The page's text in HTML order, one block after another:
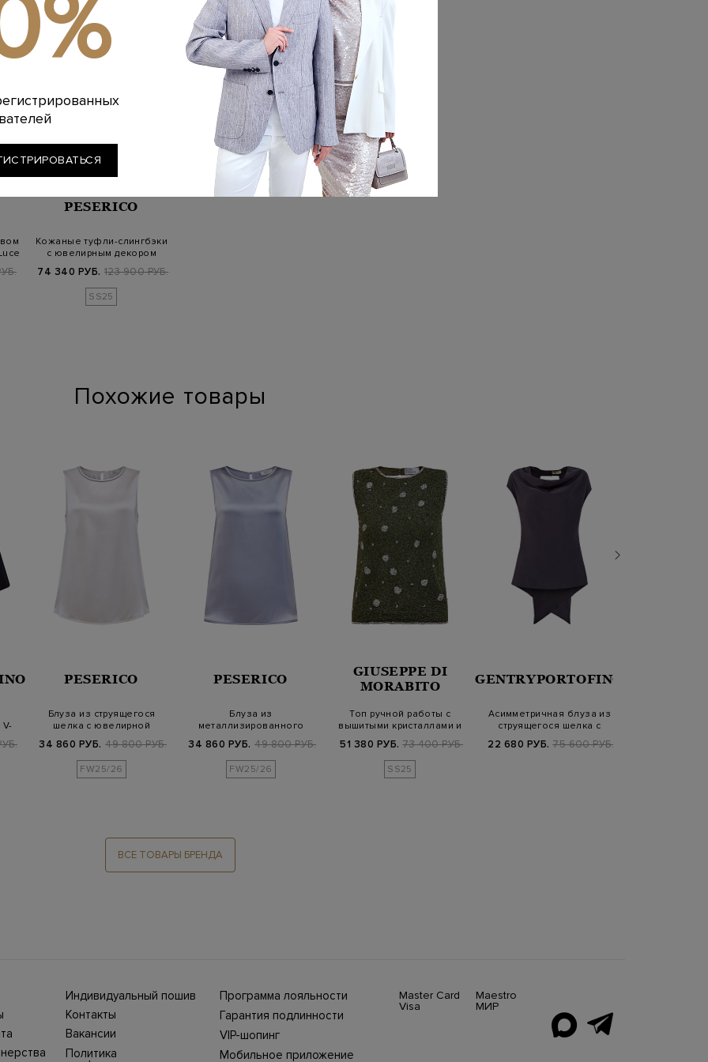
PESERICO
Кожаные туфли-слингбэки
с ювелирным декором
74 340 РУБ. 123 900 РУБ.
SS25
Похожие товары
PESERICO
Блуза из струящегося
шелка с ювелирной
34 860 РУБ. 49 800 РУБ.
FW25/26
PESERICO
Блуза из
металлизированного
Lu…
34 860 РУБ. 49 800 РУБ.
FW25/26
GIUSEPPE DI
MORABITO
Топ ручной работы с
вышитыми кристаллами и
51 380 РУБ. 73 400 РУБ.
SS25
GENTRYPORTOFINO
Асимметричная блуза из
струящегося шелка с
22 680 РУБ. 75 600 РУБ.
ВСЕ ТОВАРЫ БРЕНДА
Индивидуальный пошив
Ежегодно в бутики
Stefano Ricci, Brioni,
Canali приезжают
представители Домов
моды, чтобы
Контакты
Большая Покровская,
25. Телефон интернет-
магазина 8 800 500
Вакансии
Политика
Программа лояльности
Гарантия подлинности
VIP-шопинг
Мобильное приложение
Master Card
Visa
Maestro
МИР